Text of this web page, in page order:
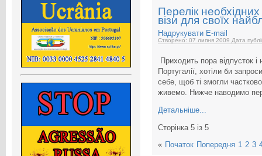
Перелік
візи для своїх
Надрукувати E-mail
Створено: 07 липня 2009 Дата
Приходить пора відпусток і
Португалії, хотіли би
себе, щоб ті змогли
живемо. Нижче наводимо
Детальніше...
Сторінка 5 із 5
« Початок Попередня 1 2 3